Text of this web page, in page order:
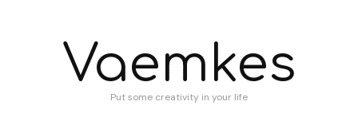
Vaemkes
Put some creativity in your life